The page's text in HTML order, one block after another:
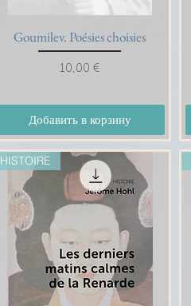
Быстрый просмотр
Goumilev. Poésies choisies
Цена
10,00 €
Добавить в корзину
HISTOIRE